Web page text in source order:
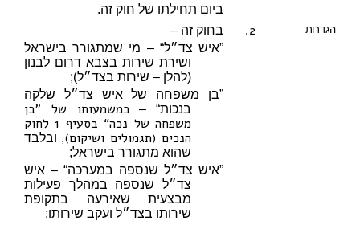
ביום תחילתו של חוק זה.
2. הגדרות
בחוק זה –
”איש צד״ל“ – מי שמתגורר בישראל
ושירת שירות בצבא דרום לבנון
(להלן – שירות בצד״ל);
”בן משפחה של איש צד״ל שלקה
בנכות“ – כמשמעותו של ”בן
משפחה של נכה“ בסעיף 1 לחוק
הנכים (תגמולים ושיקום), ובלבד
שהוא מתגורר בישראל;
”איש צד״ל שנספה במערכה“ – איש
צד״ל שנספה במהלך פעילות
מבצעית שאירעה בתקופת
שירותו בצד״ל ועקב שירותו;